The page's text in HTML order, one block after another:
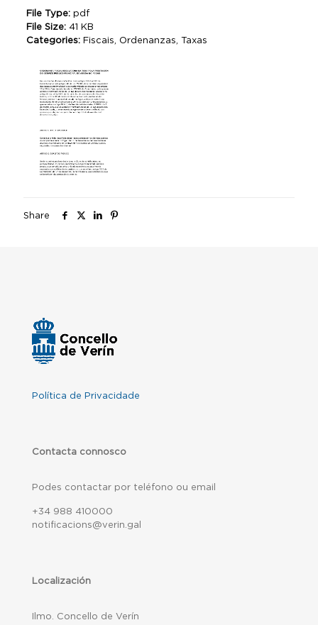
File Type: pdf
File Size: 41 KB
Categories: Fiscais, Ordenanzas, Taxas
Share
Política de Privacidade
Contacta connosco
Podes contactar por teléfono ou email
+34 988 410000
notificacions@verin.gal
Localización
Ilmo. Concello de Verín